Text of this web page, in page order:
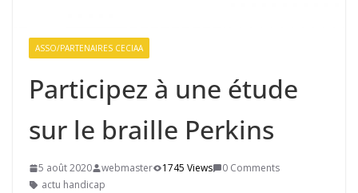
ASSO/PARTENAIRES CECIAA
Participez à une étude
sur le braille Perkins
5 août 2020 webmaster 1745 Views
0 Comments
actu handicap